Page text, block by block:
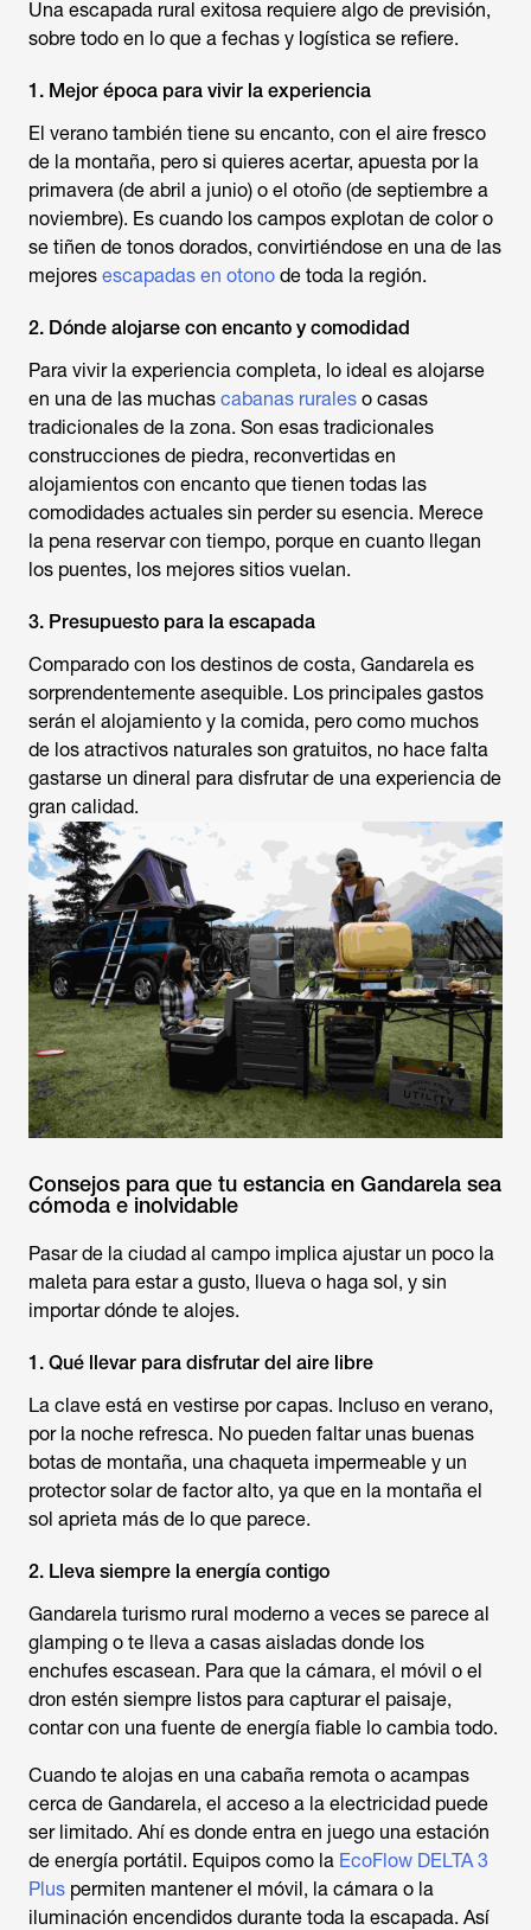
Una escapada rural exitosa requiere algo de previsión,
sobre todo en lo que a fechas y logística se refiere.
1. Mejor época para vivir la experiencia
El verano también tiene su encanto, con el aire fresco
de la montaña, pero si quieres acertar, apuesta por la
primavera (de abril a junio) o el otoño (de septiembre a
noviembre). Es cuando los campos explotan de color o
se tiñen de tonos dorados, convirtiéndose en una de las
mejores escapadas en otono de toda la región.
2. Dónde alojarse con encanto y comodidad
Para vivir la experiencia completa, lo ideal es alojarse
en una de las muchas cabanas rurales o casas
tradicionales de la zona. Son esas tradicionales
construcciones de piedra, reconvertidas en
alojamientos con encanto que tienen todas las
comodidades actuales sin perder su esencia. Merece
la pena reservar con tiempo, porque en cuanto llegan
los puentes, los mejores sitios vuelan.
3. Presupuesto para la escapada
Comparado con los destinos de costa, Gandarela es
sorprendentemente asequible. Los principales gastos
serán el alojamiento y la comida, pero como muchos
de los atractivos naturales son gratuitos, no hace falta
gastarse un dineral para disfrutar de una experiencia de
gran calidad.
Consejos para que tu estancia en Gandarela sea
cómoda e inolvidable
Pasar de la ciudad al campo implica ajustar un poco la
maleta para estar a gusto, llueva o haga sol, y sin
importar dónde te alojes.
1. Qué llevar para disfrutar del aire libre
La clave está en vestirse por capas. Incluso en verano,
por la noche refresca. No pueden faltar unas buenas
botas de montaña, una chaqueta impermeable y un
protector solar de factor alto, ya que en la montaña el
sol aprieta más de lo que parece.
2. Lleva siempre la energía contigo
Gandarela turismo rural moderno a veces se parece al
glamping o te lleva a casas aisladas donde los
enchufes escasean. Para que la cámara, el móvil o el
dron estén siempre listos para capturar el paisaje,
contar con una fuente de energía fiable lo cambia todo.
Cuando te alojas en una cabaña remota o acampas
cerca de Gandarela, el acceso a la electricidad puede
ser limitado. Ahí es donde entra en juego una estación
de energía portátil. Equipos como la EcoFlow DELTA 3
Plus permiten mantener el móvil, la cámara o la
iluminación encendidos durante toda la escapada. Así